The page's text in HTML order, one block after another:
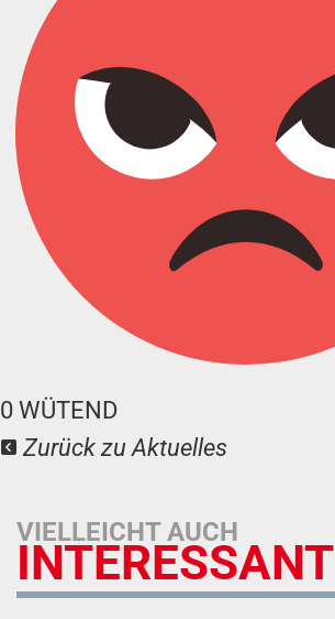
0 WÜTEND
Zurück zu Aktuelles
VIELLEICHT AUCH
INTERESSANT